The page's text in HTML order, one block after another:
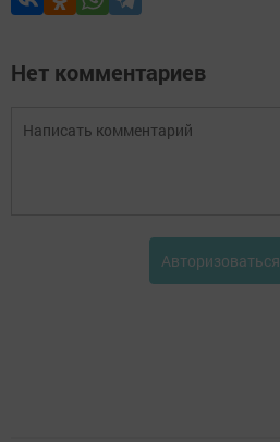
Нет комментариев
Авторизоваться